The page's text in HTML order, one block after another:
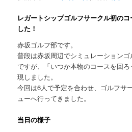
レガートシップゴルフサークル初の
した！
赤坂ゴルフ部です。
普段は赤坂周辺でシミュレーション
ですが、「いつか本物のコースを回
現しました。
今回は6人で予定を合わせ、ゴルフサ
ューへ行ってきました。
当日の様子